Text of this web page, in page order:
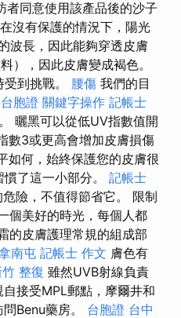
同意使用該產品後的沙子
沒有保護的情況下，陽光
波長，因此能夠穿透皮膚
），因此皮膚變成褐色。
到挑戰。 腰傷 我們的目
胞證 關鍵字操作 記帳士
曬黑可以從低UV指數值開
數3或更高會增加皮膚損傷
如何，始終保護您的皮膚很
了這一小部分。 記帳士
險，不值得節省它。 限制
個美好的時光，每個人都
的皮膚護理常規的組成部
南屯 記帳士 作文 膚色有
竹 整復 雖然UVB射線負責
接受MPL郵點，摩爾井和
Benu藥房。 台胞證 台中